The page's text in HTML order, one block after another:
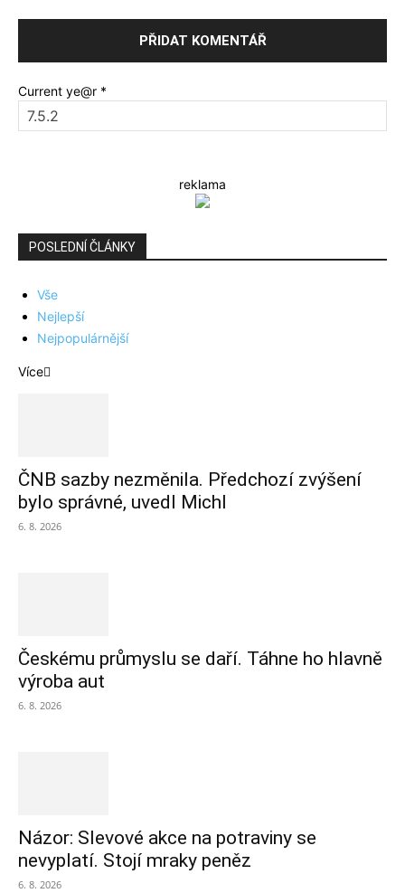
Current ye@r *
reklama
POSLEDNÍ ČLÁNKY
Vše
Nejlepší
Nejpopulárnější
Více
ČNB sazby nezměnila. Předchozí zvýšení
bylo správné, uvedl Michl
6. 8. 2026
Českému průmyslu se daří. Táhne ho hlavně
výroba aut
6. 8. 2026
Názor: Slevové akce na potraviny se
nevyplatí. Stojí mraky peněz
6. 8. 2026